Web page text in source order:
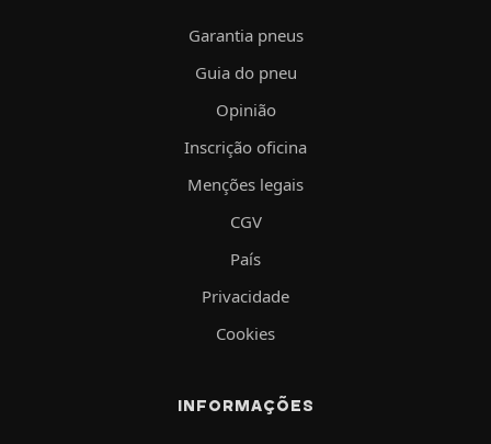
Garantia pneus
Guia do pneu
Opinião
Inscrição oficina
Menções legais
CGV
País
Privacidade
Cookies
INFORMAÇÕES